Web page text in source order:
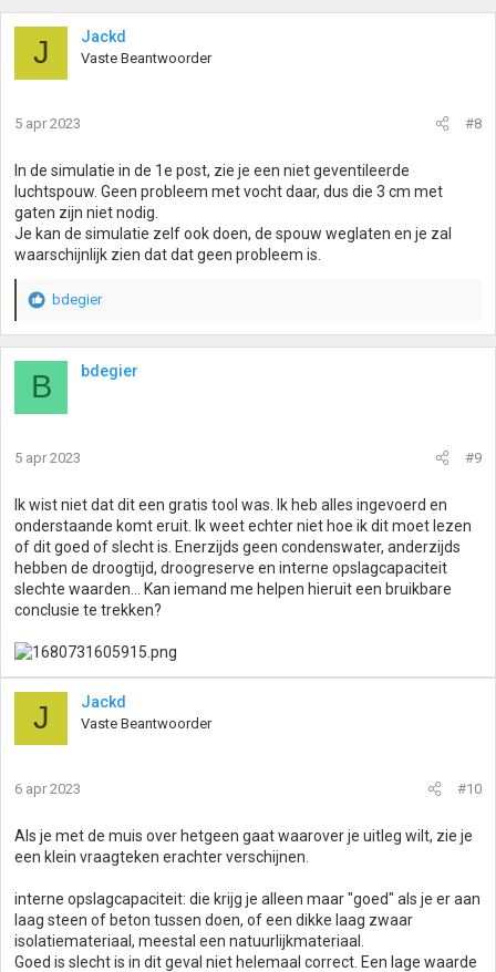
J Jackd
Vaste Beantwoorder
5 apr 2023 #8
In de simulatie in de 1e post, zie je een niet geventileerde
luchtspouw. Geen probleem met vocht daar, dus die 3 cm met
gaten zijn niet nodig.
Je kan de simulatie zelf ook doen, de spouw weglaten en je zal
waarschijnlijk zien dat dat geen probleem is.
W
a
n
e
n
:
bdegier
B bdegier
5 apr 2023 #9
Ik wist niet dat dit een gratis tool was. Ik heb alles ingevoerd en
onderstaande komt eruit. Ik weet echter niet hoe ik dit moet lezen
of dit goed of slecht is. Enerzijds geen condenswater, anderzijds
hebben de droogtijd, droogreserve en interne opslagcapaciteit
slechte waarden... Kan iemand me helpen hieruit een bruikbare
conclusie te trekken?
J Jackd
Vaste Beantwoorder
6 apr 2023 #10
Als je met de muis over hetgeen gaat waarover je uitleg wilt, zie je
een klein vraagteken erachter verschijnen.
interne opslagcapaciteit: die krijg je alleen maar "goed" als je er aan
laag steen of beton tussen doen, of een dikke laag zwaar
isolatiemateriaal, meestal een natuurlijkmateriaal.
Goed is slecht is in dit geval niet helemaal correct. Een lage waarde